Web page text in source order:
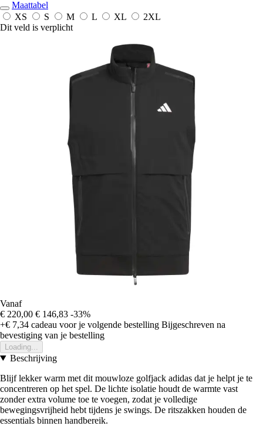
Maattabel
XS
S M L XL
2XL
Dit veld is verplicht
Vanaf
€ 220,00 € 146,83 -33%
+€ 7,34 cadeau voor je volgende bestelling Bijgeschreven na
bevestiging van je bestelling
Loading...
Beschrijving
Blijf lekker warm met dit mouwloze golfjack adidas dat je helpt je te
concentreren op het spel. De lichte isolatie houdt de warmte vast
zonder extra volume toe te voegen, zodat je volledige
bewegingsvrijheid hebt tijdens je swings. De ritszakken houden de
essentials binnen handbereik.